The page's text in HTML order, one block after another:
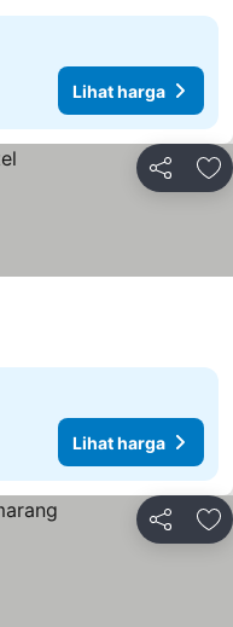
Lihat harga
Kongsi
Lihat harga
Kongsi